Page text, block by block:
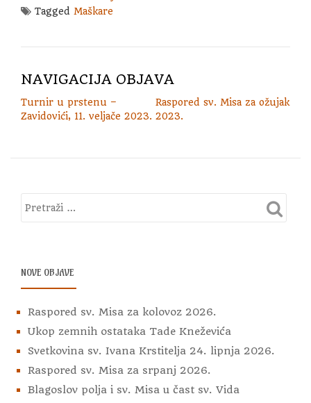
Tagged Maškare
NAVIGACIJA OBJAVA
Turnir u prstenu –
Zavidovići, 11. veljače 2023.
Raspored sv. Misa za ožujak
2023.
NOVE OBJAVE
Raspored sv. Misa za kolovoz 2026.
Ukop zemnih ostataka Tade Kneževića
Svetkovina sv. Ivana Krstitelja 24. lipnja 2026.
Raspored sv. Misa za srpanj 2026.
Blagoslov polja i sv. Misa u čast sv. Vida